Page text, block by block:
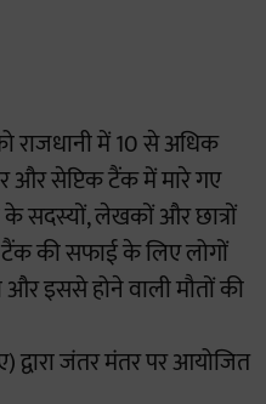
राजधानी में 10 से अधिक
और सेप्टिक टैंक में मारे गए
के सदस्यों, लेखकों और छात्रों
टैंक की सफाई के लिए लोगों
इससे होने वाली मौतों की
जंतर मंतर पर आयोजित